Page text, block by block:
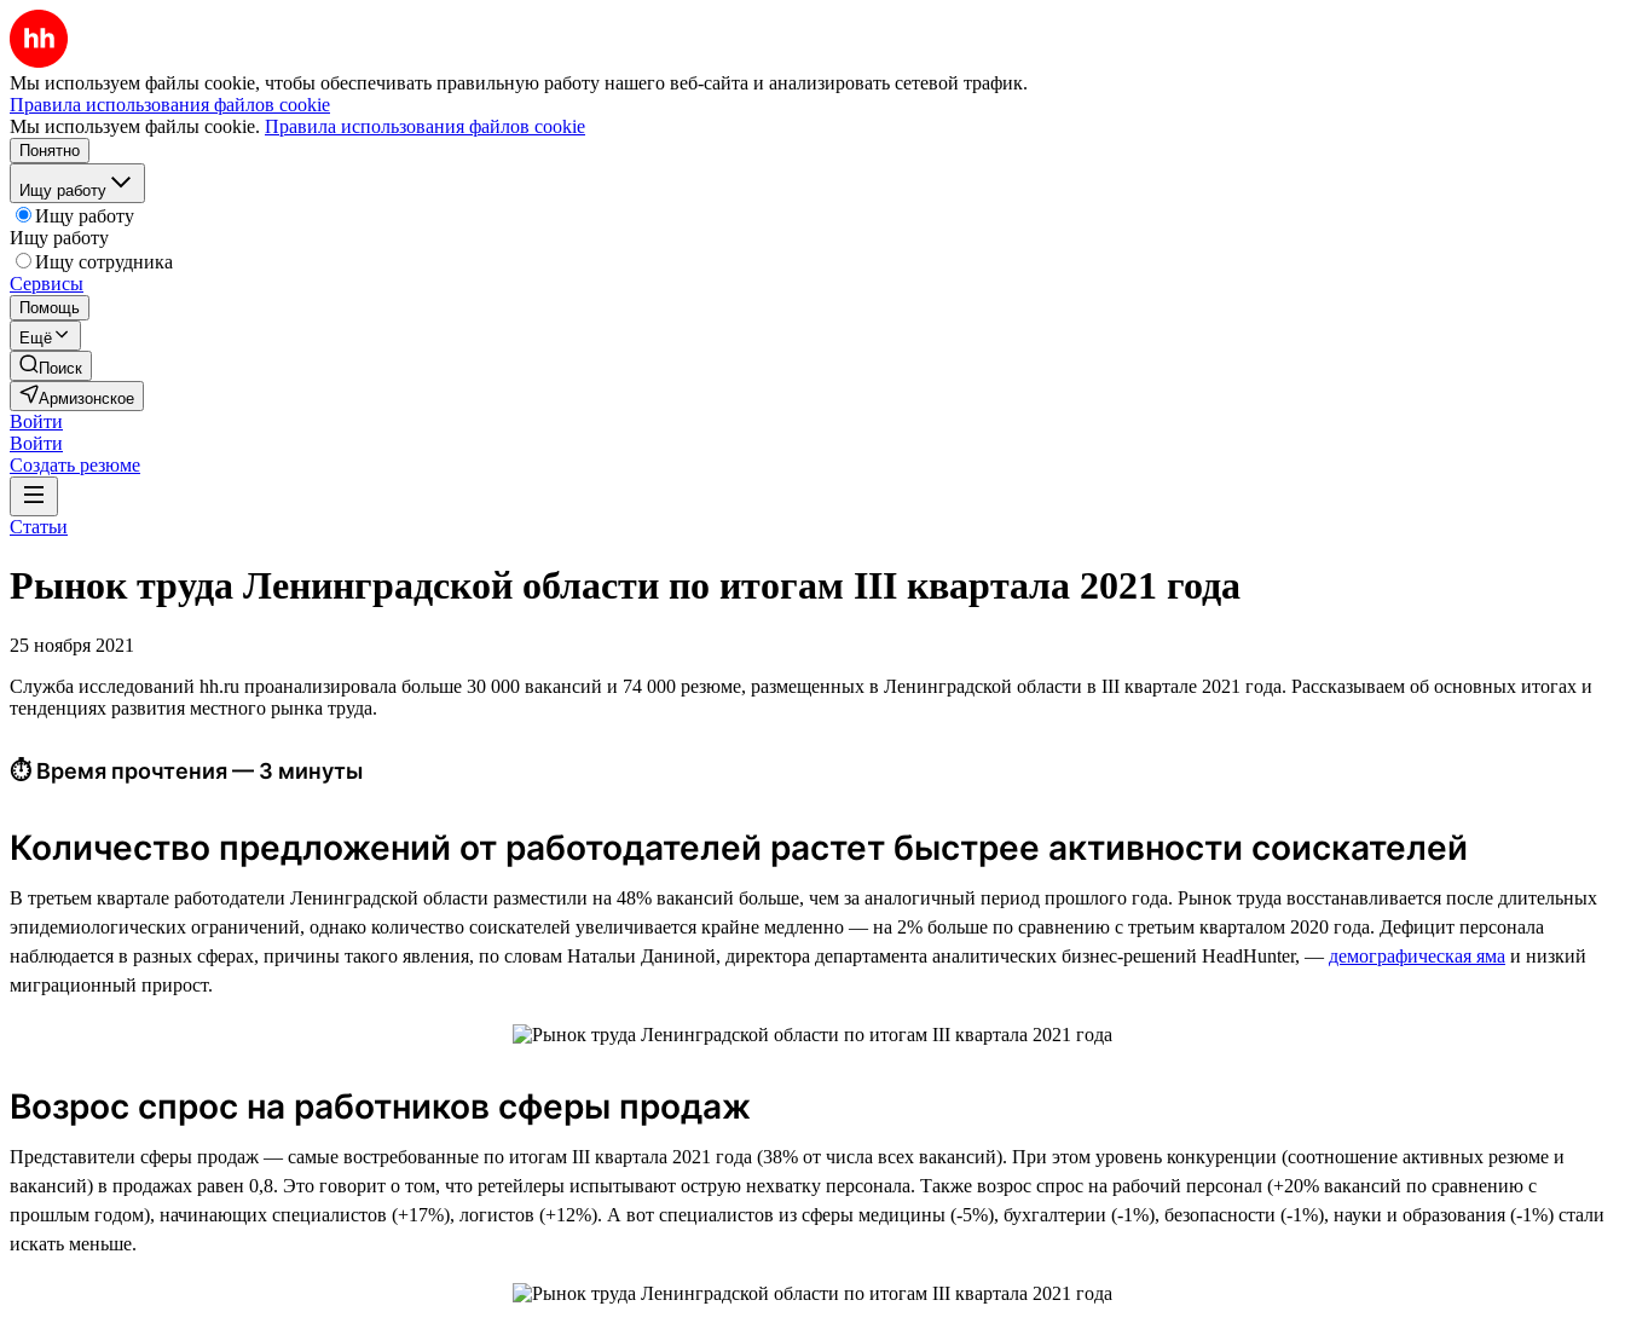
Мы используем файлы cookie, чтобы обеспечивать правильную работу нашего веб-сайта и анализировать сетевой трафик.
Правила использования файлов cookie
Мы используем файлы cookie. Правила использования файлов cookie
Понятно
Ищу работу
Ищу работу
Ищу работу
Ищу сотрудника
Сервисы
Помощь
Ещё
Поиск
Армизонское
Войти
Войти
Создать резюме
Статьи
Рынок труда Ленинградской области по итогам III квартала 2021 года
25 ноября 2021
Служба исследований hh.ru проанализировала больше 30 000 вакансий и 74 000 резюме, размещенных в Ленинградской области в III квартале 2021 года. Рассказываем об основных итогах и
тенденциях развития местного рынка труда.
⏱ Время прочтения — 3 минуты
Количество предложений от работодателей растет быстрее активности соискателей
В третьем квартале работодатели Ленинградской области разместили на 48% вакансий больше, чем за аналогичный период прошлого года. Рынок труда восстанавливается после длительных
эпидемиологических ограничений, однако количество соискателей увеличивается крайне медленно — на 2% больше по сравнению с третьим кварталом 2020 года. Дефицит персонала
наблюдается в разных сферах, причины такого явления, по словам Натальи Даниной, директора департамента аналитических бизнес-решений HeadHunter, — демографическая яма и низкий
миграционный прирост.
Возрос спрос на работников сферы продаж
Представители сферы продаж — самые востребованные по итогам III квартала 2021 года (38% от числа всех вакансий). При этом уровень конкуренции (соотношение активных резюме и
вакансий) в продажах равен 0,8. Это говорит о том, что ретейлеры испытывают острую нехватку персонала. Также возрос спрос на рабочий персонал (+20% вакансий по сравнению с
прошлым годом), начинающих специалистов (+17%), логистов (+12%). А вот специалистов из сферы медицины (-5%), бухгалтерии (-1%), безопасности (-1%), науки и образования (-1%) стали
искать меньше.